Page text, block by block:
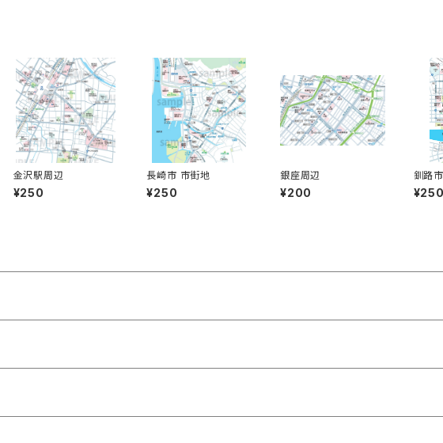
金沢駅周辺
¥250
長崎市 市街地
¥250
銀座周辺
¥200
釧路